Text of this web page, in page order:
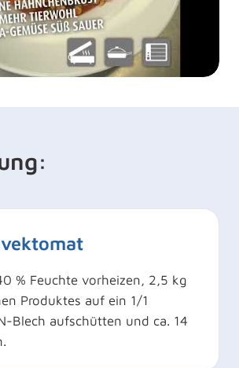
% Feuchte vorheizen, 2,5 kg
Produktes auf ein 1/1
Blech aufschütten und ca. 14